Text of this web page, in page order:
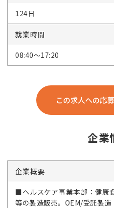
124日
就業時間
08:40～17:20
この求人への応
企業
企業概要
■ヘルスケア事業本部：健康
等の製造販売。OEM/受託製造